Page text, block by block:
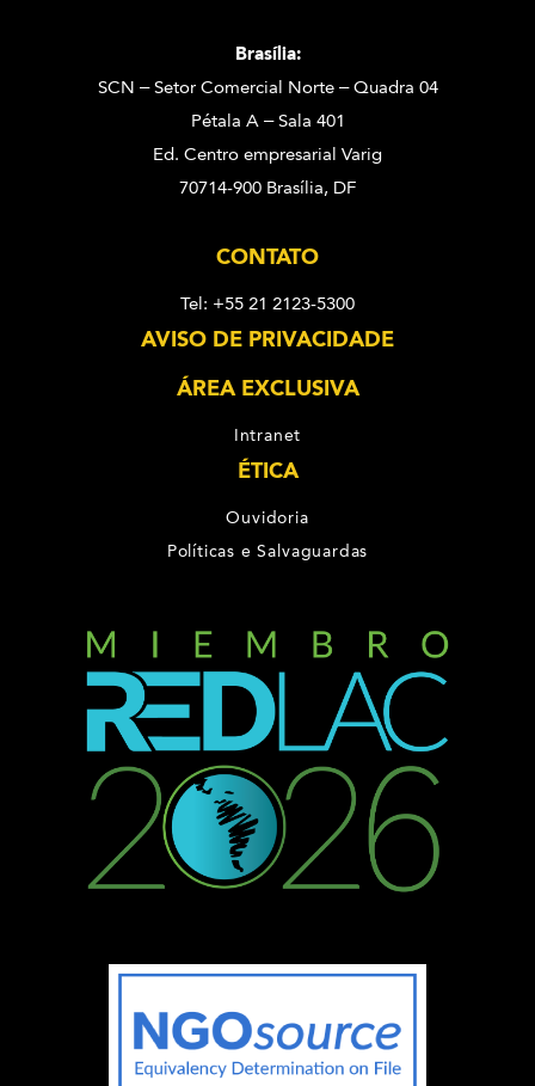
Brasília:
SCN – Setor Comercial Norte – Quadra 04
Pétala A – Sala 401
Ed. Centro empresarial Varig
70714-900 Brasília, DF
CONTATO
Tel: +55 21 2123-5300
AVISO DE PRIVACIDADE
ÁREA EXCLUSIVA
Intranet
ÉTICA
Ouvidoria
Políticas e Salvaguardas